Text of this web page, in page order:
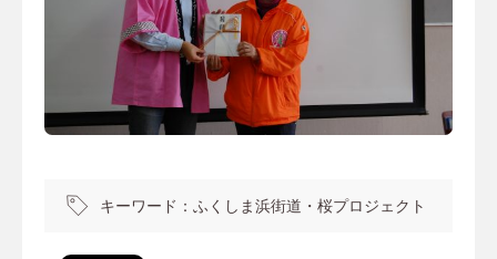
キーワード： ふくしま浜街道・桜プロジェクト